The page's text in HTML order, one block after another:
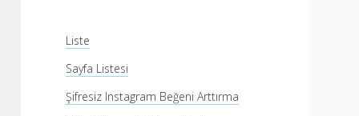
Liste
Sayfa Listesi
Şifresiz Instagram Beğeni Arttırma